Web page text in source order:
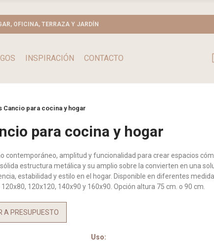
OFICINA, TERRAZA Y JARDÍN
INSPIRACIÓN CONTACTO
Cancio para cocina y hogar
para cocina y hogar
contemporáneo, amplitud y funcionalidad para crear espacios
estructura metálica y su amplio sobre la convierten en una
estabilidad y estilo en el hogar. Disponible en diferentes
120x120, 140x90 y 160x90. Opción altura 75 cm. o 90 cm.
A PRESUPUESTO
Uso: